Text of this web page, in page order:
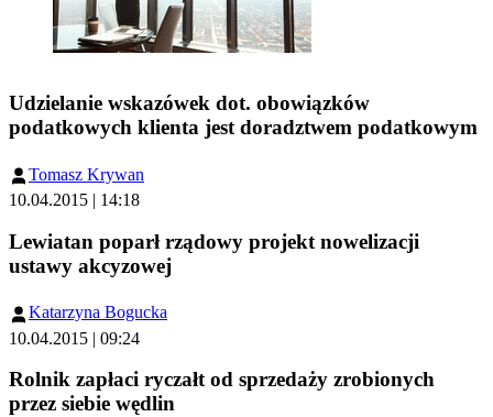
Udzielanie wskazówek dot. obowiązków
podatkowych klienta jest doradztwem podatkowym
Tomasz Krywan
10.04.2015 | 14:18
Lewiatan poparł rządowy projekt nowelizacji
ustawy akcyzowej
Katarzyna Bogucka
10.04.2015 | 09:24
Rolnik zapłaci ryczałt od sprzedaży zrobionych
przez siebie wędlin